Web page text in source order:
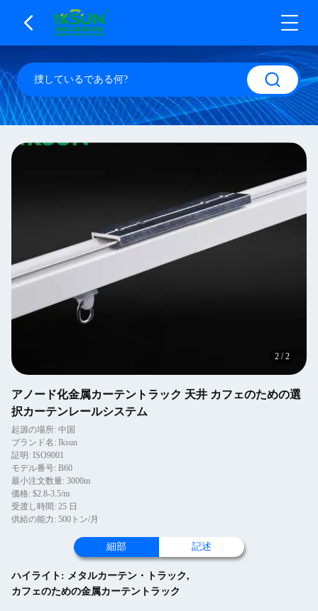
2 /2
アノード化金属カーテントラック 天井 カフェのための選
択カーテンレールシステム
起源の場所: 中国
ブランド名: Iksun
証明: ISO9001
モデル番号: B60
最小注文数量: 3000m
価格: $2.8-3.5/m
受渡し時間: 25 日
供給の能力: 500トン/月
細部 記述
ハイライト: メタルカーテン・トラック,
カフェのための金属カーテントラック